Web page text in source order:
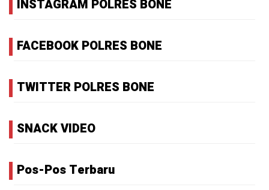
INSTAGRAM POLRES BONE
FACEBOOK POLRES BONE
TWITTER POLRES BONE
SNACK VIDEO
Pos-Pos Terbaru